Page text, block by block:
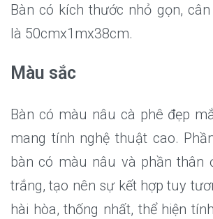
Bàn có kích thước nhỏ gọn,
là 50cmx1mx38cm.
Màu sắc
Bàn có màu nâu cà phê đẹp
mang tính nghệ thuật cao.
bàn có màu nâu và phần thân
trắng, tạo nên sự kết hợp tuy
hài hòa, thống nhất, thể hiện